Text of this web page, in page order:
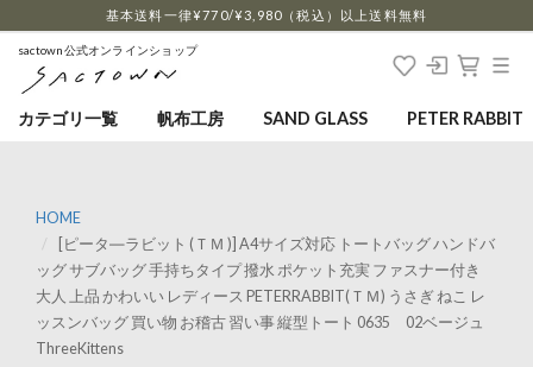
基本送料一律¥770/¥3,980（税込）以上送料無料
sactown公式オンラインショップ
カテゴリ一覧 帆布工房 SAND GLASS PETER RABBIT
HOME
[ピータ―ラビット (ＴＭ )] A4サイズ対応 トートバッグ ハンドバ
ッグ サブバッグ 手持ちタイプ 撥水 ポケット充実 ファスナー付き
大人 上品 かわいい レディース PETERRABBIT(ＴＭ) うさぎ ねこ レ
ッスンバッグ 買い物 お稽古 習い事 縦型トート 0635 02ベージュ
ThreeKittens